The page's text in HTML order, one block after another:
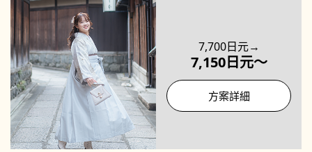
7,700日元→
7,150日元～
方案詳細